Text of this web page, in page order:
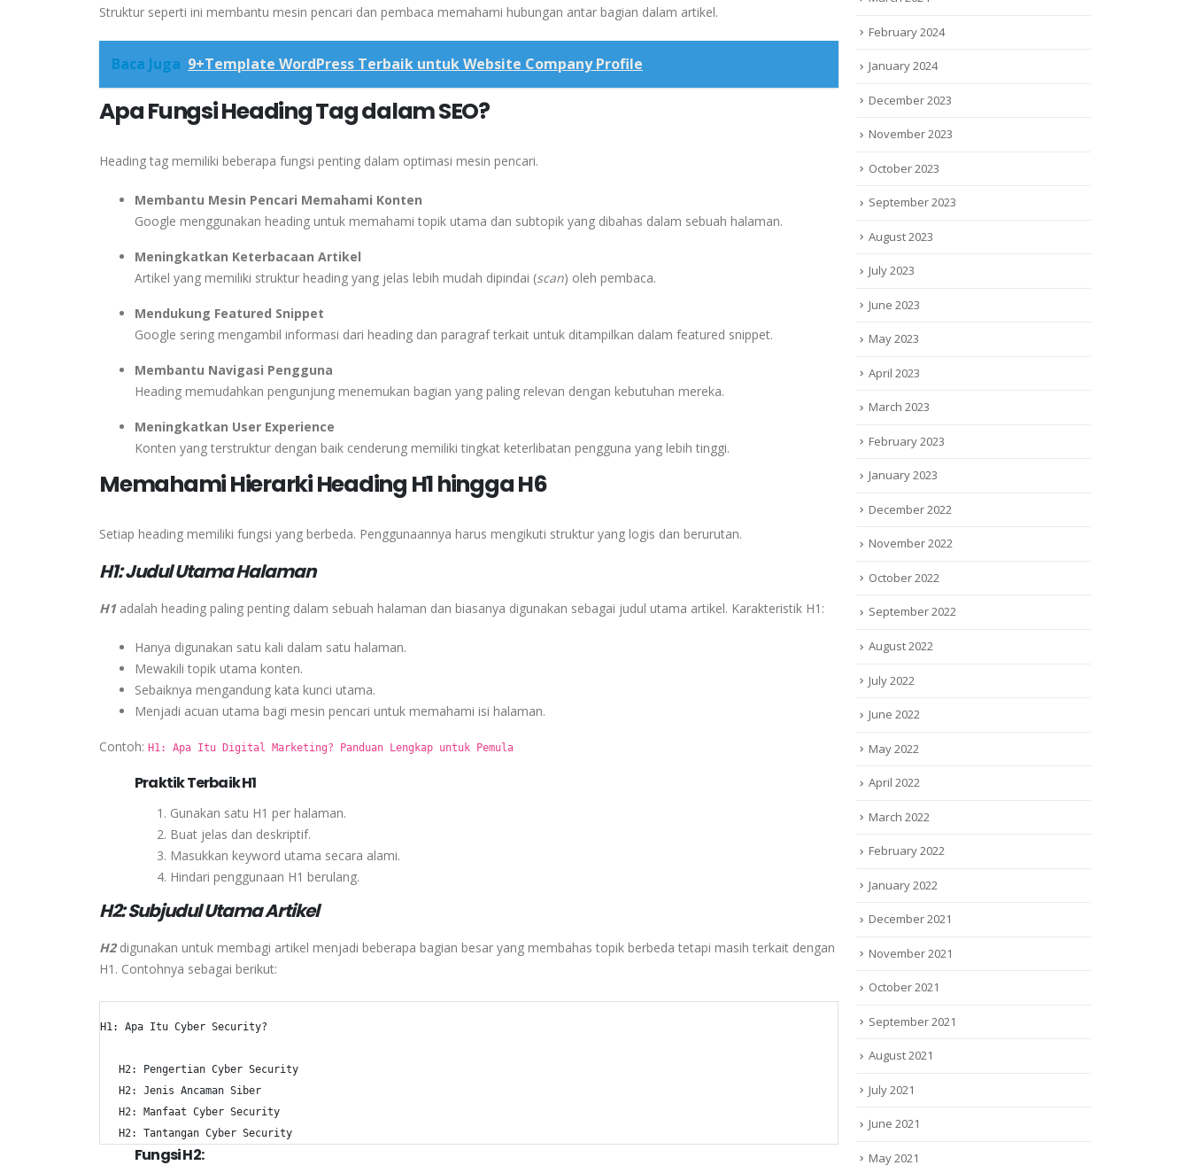
Struktur seperti ini membantu mesin pencari dan pembaca memahami hubungan antar bagian dalam artikel.
Baca Juga 9+Template WordPress Terbaik untuk Website Company Profile
Apa Fungsi Heading Tag dalam SEO?
Heading tag memiliki beberapa fungsi penting dalam optimasi mesin pencari.
Membantu Mesin Pencari Memahami Konten
Google menggunakan heading untuk memahami topik utama dan subtopik yang dibahas dalam sebuah halaman.
Meningkatkan Keterbacaan Artikel
Artikel yang memiliki struktur heading yang jelas lebih mudah dipindai (scan) oleh pembaca.
Mendukung Featured Snippet
Google sering mengambil informasi dari heading dan paragraf terkait untuk ditampilkan dalam featured snippet.
Membantu Navigasi Pengguna
Heading memudahkan pengunjung menemukan bagian yang paling relevan dengan kebutuhan mereka.
Meningkatkan User Experience
Konten yang terstruktur dengan baik cenderung memiliki tingkat keterlibatan pengguna yang lebih tinggi.
Memahami Hierarki Heading H1 hingga H6
Setiap heading memiliki fungsi yang berbeda. Penggunaannya harus mengikuti struktur yang logis dan berurutan.
H1: Judul Utama Halaman
H1 adalah heading paling penting dalam sebuah halaman dan biasanya digunakan sebagai judul utama artikel. Karakteristik H1:
Hanya digunakan satu kali dalam satu halaman.
Mewakili topik utama konten.
Sebaiknya mengandung kata kunci utama.
Menjadi acuan utama bagi mesin pencari untuk memahami isi halaman.
Contoh: H1: Apa Itu Digital Marketing? Panduan Lengkap untuk Pemula
Praktik Terbaik H1
Gunakan satu H1 per halaman.
Buat jelas dan deskriptif.
Masukkan keyword utama secara alami.
Hindari penggunaan H1 berulang.
H2: Subjudul Utama Artikel
H2 digunakan untuk membagi artikel menjadi beberapa bagian besar yang membahas topik berbeda tetapi masih terkait dengan
H1. Contohnya sebagai berikut:
H1: Apa Itu Cyber Security?
   H2: Pengertian Cyber Security
   H2: Jenis Ancaman Siber
   H2: Manfaat Cyber Security
   H2: Tantangan Cyber Security
Fungsi H2:
February 2024
January 2024
December 2023
November 2023
October 2023
September 2023
August 2023
July 2023
June 2023
May 2023
April 2023
March 2023
February 2023
January 2023
December 2022
November 2022
October 2022
September 2022
August 2022
July 2022
June 2022
May 2022
April 2022
March 2022
February 2022
January 2022
December 2021
November 2021
October 2021
September 2021
August 2021
July 2021
June 2021
May 2021